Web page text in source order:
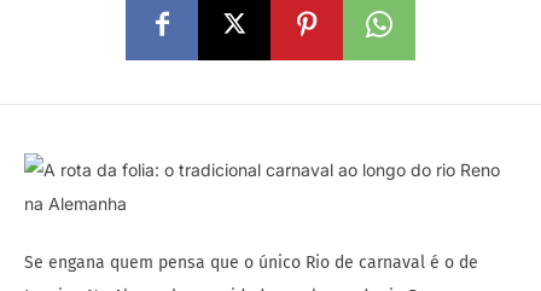
Se engana quem pensa que o único Rio de carnaval é o de